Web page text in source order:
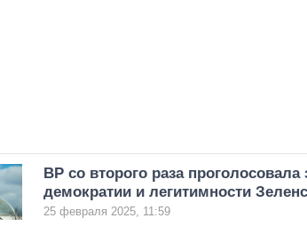
ВР со второго раза проголосовала
демократии и легитимности
25 февраля 2025, 11:59